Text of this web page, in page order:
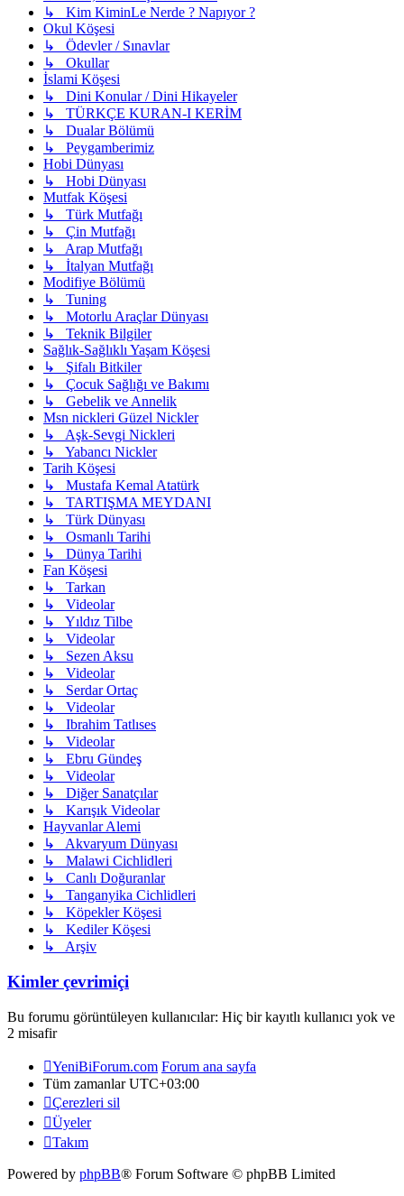
↳ Kim KiminLe Nerde ? Napıyor ?
Okul Köşesi
↳ Ödevler / Sınavlar
↳ Okullar
İslami Köşesi
↳ Dini Konular / Dini Hikayeler
↳ TÜRKÇE KURAN-I KERİM
↳ Dualar Bölümü
↳ Peygamberimiz
Hobi Dünyası
↳ Hobi Dünyası
Mutfak Köşesi
↳ Türk Mutfağı
↳ Çin Mutfağı
↳ Arap Mutfağı
↳ İtalyan Mutfağı
Modifiye Bölümü
↳ Tuning
↳ Motorlu Araçlar Dünyası
↳ Teknik Bilgiler
Sağlık-Sağlıklı Yaşam Köşesi
↳ Şifalı Bitkiler
↳ Çocuk Sağlığı ve Bakımı
↳ Gebelik ve Annelik
Msn nickleri Güzel Nickler
↳ Aşk-Sevgi Nickleri
↳ Yabancı Nickler
Tarih Köşesi
↳ Mustafa Kemal Atatürk
↳ TARTIŞMA MEYDANI
↳ Türk Dünyası
↳ Osmanlı Tarihi
↳ Dünya Tarihi
Fan Köşesi
↳ Tarkan
↳ Videolar
↳ Yıldız Tilbe
↳ Videolar
↳ Sezen Aksu
↳ Videolar
↳ Serdar Ortaç
↳ Videolar
↳ Ibrahim Tatlıses
↳ Videolar
↳ Ebru Gündeş
↳ Videolar
↳ Diğer Sanatçılar
↳ Karışık Videolar
Hayvanlar Alemi
↳ Akvaryum Dünyası
↳ Malawi Cichlidleri
↳ Canlı Doğuranlar
↳ Tanganyika Cichlidleri
↳ Köpekler Köşesi
↳ Kediler Köşesi
↳ Arşiv
Kimler çevrimiçi
Bu forumu görüntüleyen kullanıcılar: Hiç bir kayıtlı kullanıcı yok ve
2 misafir
YeniBiForum.com Forum ana sayfa
Tüm zamanlarUTC+03:00
Çerezleri sil
Üyeler
Takım
Powered by phpBB® Forum Software © phpBB Limited